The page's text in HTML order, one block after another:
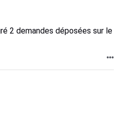
2 demandes déposées sur le